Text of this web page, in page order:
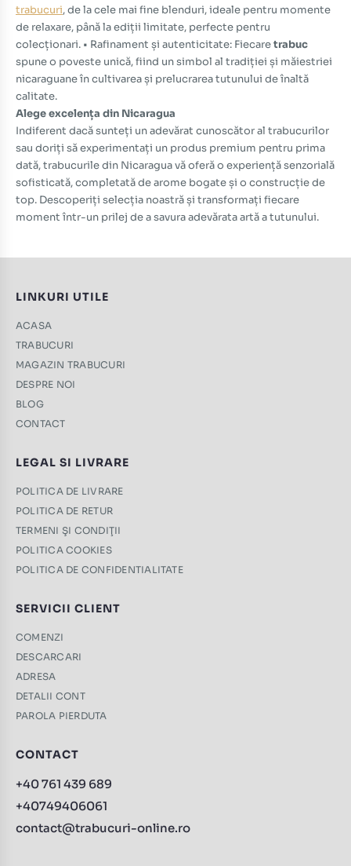
trabucuri, de la cele mai fine blenduri, ideale pentru momente
de relaxare, până la ediții limitate, perfecte pentru
colecționari. • Rafinament și autenticitate: Fiecaretrabuc
spune o poveste unică, fiind un simbol al tradiției și măiestriei
nicaraguane în cultivarea și prelucrarea tutunului de înaltă
calitate.
Alege excelența din Nicaragua
Indiferent dacă sunteți un adevărat cunoscător al trabucurilor
sau doriți să experimentați un produs premium pentru prima
dată, trabucurile din Nicaragua vă oferă o experiență senzorială
sofisticată, completată de arome bogate și o construcție de
top. Descoperiți selecția noastră și transformați fiecare
moment într-un prilej de a savura adevărata artă a tutunului.
LINKURI UTILE
ACASA
TRABUCURI
MAGAZIN TRABUCURI
DESPRE NOI
BLOG
CONTACT
LEGAL SI LIVRARE
POLITICA DE LIVRARE
POLITICA DE RETUR
TERMENI ŞI CONDIŢII
POLITICA COOKIES
POLITICA DE CONFIDENTIALITATE
SERVICII CLIENT
COMENZI
DESCARCARI
ADRESA
DETALII CONT
PAROLA PIERDUTA
CONTACT
+40 761 439 689
+40749406061
contact@trabucuri-online.ro